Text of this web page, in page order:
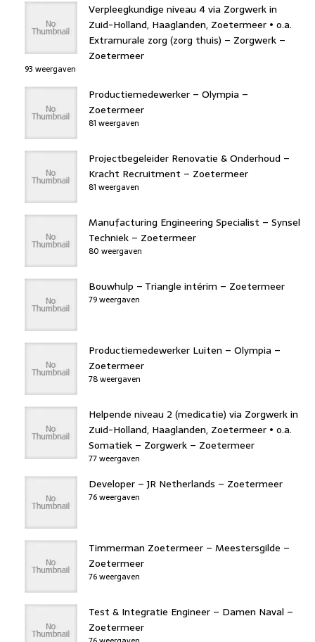
Verpleegkundige niveau 4 via Zorgwerk in
Zuid-Holland, Haaglanden, Zoetermeer • o.a.
Extramurale zorg (zorg thuis) – Zorgwerk –
Zoetermeer
93 weergaven
Productiemedewerker – Olympia –
Zoetermeer
81 weergaven
Projectbegeleider Renovatie & Onderhoud –
Kracht Recruitment – Zoetermeer
81 weergaven
Manufacturing Engineering Specialist – Synsel
Techniek – Zoetermeer
80 weergaven
Bouwhulp – Triangle intérim – Zoetermeer
79 weergaven
Productiemedewerker Luiten – Olympia –
Zoetermeer
78 weergaven
Helpende niveau 2 (medicatie) via Zorgwerk in
Zuid-Holland, Haaglanden, Zoetermeer • o.a.
Somatiek – Zorgwerk – Zoetermeer
77 weergaven
Developer – JR Netherlands – Zoetermeer
76 weergaven
Timmerman Zoetermeer – Meestersgilde –
Zoetermeer
76 weergaven
Test & Integratie Engineer – Damen Naval –
Zoetermeer